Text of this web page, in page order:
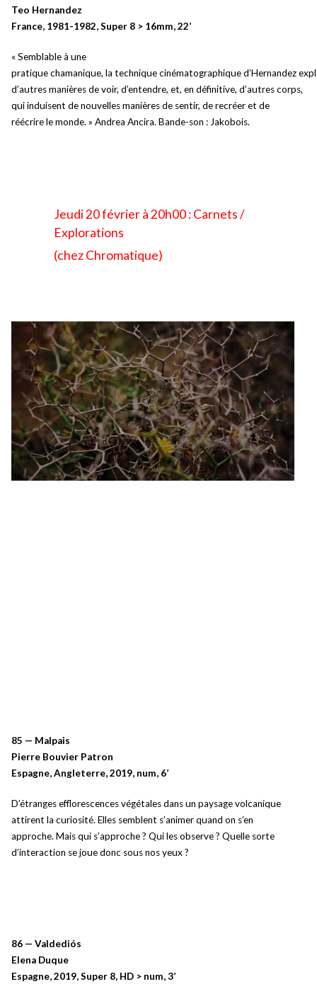
Teo Hernandez
France, 1981-1982, Super 8 > 16mm, 22’
« Semblable à une
pratique chamanique, la technique cinématographique d’Hernandez
d’autres manières de voir, d’entendre, et, en définitive, d’autres corps,
qui induisent de nouvelles manières de sentir, de recréer et de
réécrire le monde. » Andrea Ancira. Bande-son : Jakobois.
Jeudi 20 février à 20h00 : Carnets /
Explorations
(chez Chromatique)
85 — Malpais
Pierre Bouvier Patron
Espagne, Angleterre, 2019, num, 6’
D’étranges efflorescences végétales dans un paysage volcanique
attirent la curiosité. Elles semblent s’animer quand on s’en
approche. Mais qui s’approche ? Qui les observe ? Quelle sorte
d’interaction se joue donc sous nos yeux ?
86 — Valdediós
Elena Duque
Espagne, 2019, Super 8, HD > num, 3’